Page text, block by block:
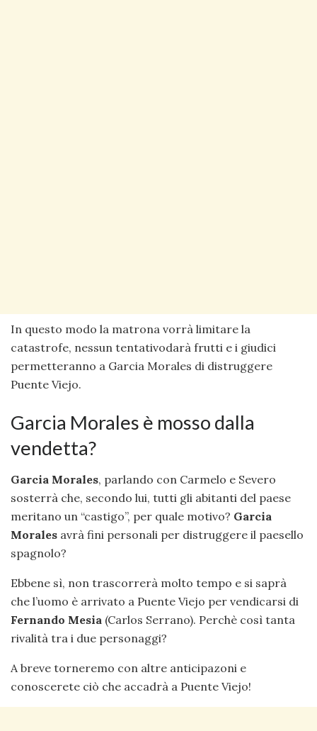
In questo modo la matrona vorrà limitare la
catastrofe, nessun tentativodarà frutti e i giudici
permetteranno a Garcia Morales di distruggere
Puente Viejo.
Garcia Morales è mosso dalla
vendetta?
Garcia Morales, parlando con Carmelo e Severo
sosterrà che, secondo lui, tutti gli abitanti del paese
meritano un “castigo”, per quale motivo? Garcia
Morales avrà fini personali per distruggere il paesello
spagnolo?
Ebbene sì, non trascorrerà molto tempo e si saprà
che l’uomo è arrivato a Puente Viejo per vendicarsi di
Fernando Mesia (Carlos Serrano). Perchè così tanta
rivalità tra i due personaggi?
A breve torneremo con altre anticipazoni e
conoscerete ciò che accadrà a Puente Viejo!